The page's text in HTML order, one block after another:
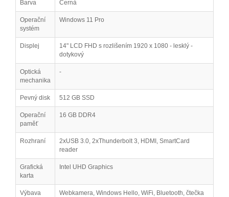
Barva Černá
Operační
systém
Windows 11 Pro
Displej
14" LCD FHD s rozlišením 1920 x 1080 - lesklý -
dotykový
Optická
mechanika
-
Pevný disk 512 GB SSD
Operační
paměť
16 GB DDR4
Rozhraní
2xUSB 3.0, 2xThunderbolt 3, HDMI, SmartCard
reader
Grafická
karta
Intel UHD Graphics
Výbava
Webkamera, Windows Hello, WiFi, Bluetooth, čtečka